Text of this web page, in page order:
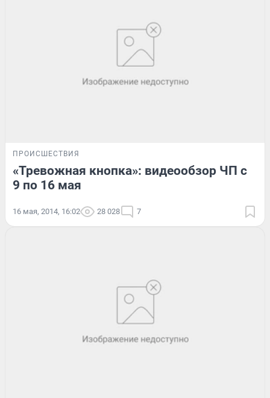
ПРОИСШЕСТВИЯ
«Тревожная кнопка»: видеообзор ЧП с
9 по 16 мая
16 мая, 2014, 16:02 28 028 7